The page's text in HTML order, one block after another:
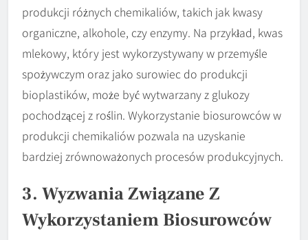
produkcji różnych chemikaliów, takich jak kwasy
organiczne, alkohole, czy enzymy. Na przykład, kwas
mlekowy, który jest wykorzystywany w przemyśle
spożywczym oraz jako surowiec do produkcji
bioplastików, może być wytwarzany z glukozy
pochodzącej z roślin. Wykorzystanie biosurowców w
produkcji chemikaliów pozwala na uzyskanie
bardziej zrównoważonych procesów produkcyjnych.
3. Wyzwania Związane Z
Wykorzystaniem Biosurowców